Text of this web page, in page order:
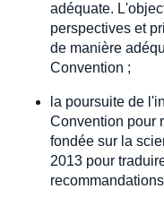
adéquate.
perspectives et
de manière
Convention ;
la poursuite de
Convention pour
fondée sur la
2013 pour